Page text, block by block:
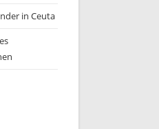
in Ceuta